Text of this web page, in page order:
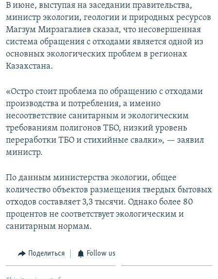
В июне, выступая на заседании правительства,
министр экологии, геологии и природных ресурсов
Магзум Мирзагалиев сказал, что несовершенная
система обращения с отходами является одной из
основных экологических проблем в регионах
Казахстана.
«Остро стоит проблема по обращению с отходами
производства и потребления, а именно
несоответствие санитарным и экологическим
требованиям полигонов ТБО, низкий уровень
переработки ТБО и стихийные свалки», — заявил
министр.
По данным министерства экологии, общее
количество объектов размещения твердых бытовых
отходов составляет 3,3 тысячи. Однако более 80
процентов не соответствует экологическим и
санитарным нормам.
Поделиться Follow us